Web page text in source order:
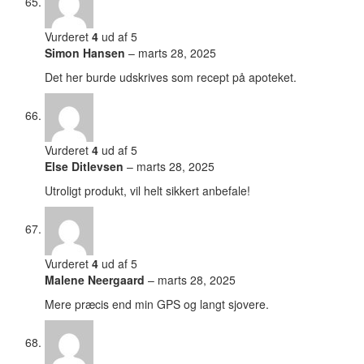
Vurderet 4 ud af 5
Simon Hansen – marts 28, 2025
Det her burde udskrives som recept på apoteket.
Vurderet 4 ud af 5
Else Ditlevsen – marts 28, 2025
Utroligt produkt, vil helt sikkert anbefale!
Vurderet 4 ud af 5
Malene Neergaard – marts 28, 2025
Mere præcis end min GPS og langt sjovere.